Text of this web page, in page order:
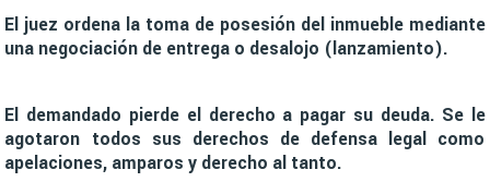
El juez ordena la toma de posesión del inmueble mediante
una negociación de entrega o desalojo (lanzamiento).
El demandado pierde el derecho a pagar su deuda. Se le
agotaron todos sus derechos de defensa legal como
apelaciones, amparos y derecho al tanto.